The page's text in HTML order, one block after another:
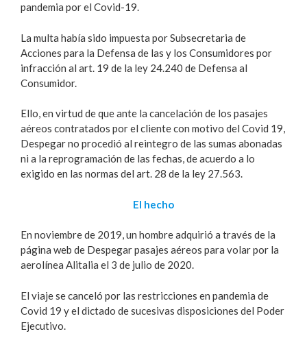
pandemia por el Covid-19.
La multa había sido impuesta por Subsecretaria de
Acciones para la Defensa de las y los Consumidores por
infracción al art. 19 de la ley 24.240 de Defensa al
Consumidor.
Ello, en virtud de que ante la cancelación de los pasajes
aéreos contratados por el cliente con motivo del Covid 19,
Despegar no procedió al reintegro de las sumas abonadas
ni a la reprogramación de las fechas, de acuerdo a lo
exigido en las normas del art. 28 de la ley 27.563.
El hecho
En noviembre de 2019, un hombre adquirió a través de la
página web de Despegar pasajes aéreos para volar por la
aerolínea Alitalia el 3 de julio de 2020.
El viaje se canceló por las restricciones en pandemia de
Covid 19 y el dictado de sucesivas disposiciones del Poder
Ejecutivo.